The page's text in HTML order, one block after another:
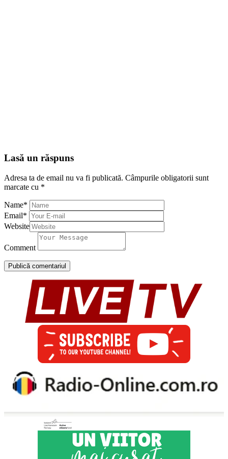
Lasă un răspuns
Adresa ta de email nu va fi publicată. Câmpurile obligatorii sunt
marcate cu *
Name*
Email*
Website
Comment